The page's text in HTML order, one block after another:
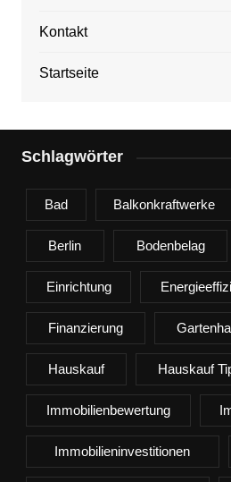
Kontakt
Startseite
Schlagwörter
Bad Balkonkraftwerke
Berlin Bodenbelag
Einrichtung
Finanzierung
Hauskauf Hauskauf
Immobilienbewertung
Immobilieninvestitionen